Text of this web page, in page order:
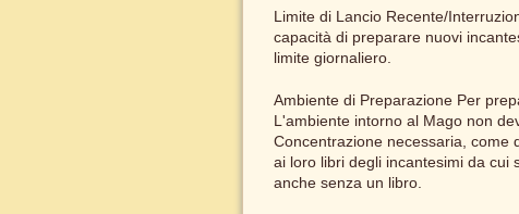
Limite di Lancio Recente/
capacità di preparare nuovi
limite giornaliero.
Ambiente di Preparazione Per
L'ambiente intorno al Mago non
Concentrazione necessaria, come
ai loro libri degli incantesimi da cui
anche senza un libro.